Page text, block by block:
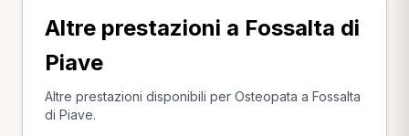
Altre prestazioni a Fossalta di
Piave
Altre prestazioni disponibili per Osteopata a Fossalta
di Piave.